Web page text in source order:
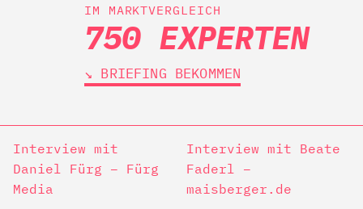
IM MARKTVERGLEICH
750 EXPERTEN
↘︎ BRIEFING BEKOMMEN
Interview mit
Daniel Fürg – Fürg
Media
Interview mit Beate
Faderl –
maisberger.de